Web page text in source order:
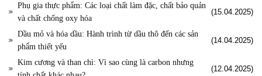
Phụ gia thực phẩm: Các loại chất làm đặc, chất bảo quản
và chất chống oxy hóa
(15.04.2025)
Dầu mỏ và hóa dầu: Hành trình từ dầu thô đến các sản
phẩm thiết yếu
(14.04.2025)
Kim cương và than chì: Vì sao cùng là carbon nhưng
(12.04.2025)